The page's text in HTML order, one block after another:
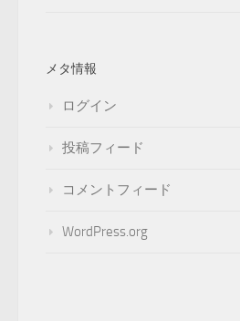
メタ情報
ログイン
投稿フィード
コメントフィード
WordPress.org